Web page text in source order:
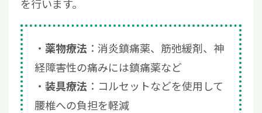
を行います。
薬物療法 ：消炎鎮痛薬、筋弛緩剤、神
経障害性の痛みには鎮痛薬など
装具療法 ：コルセットなどを使用して
腰椎への負担を軽減